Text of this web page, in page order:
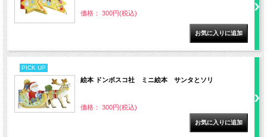
価格： 300円(税込)
PICK UP
絵本 ドンボスコ社 ミニ絵本 サンタとソリ
価格： 300円(税込)